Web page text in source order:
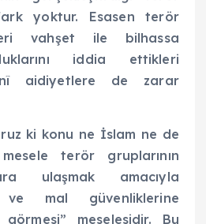
yoktur. Esasen terör
vahşet ile bilhassa
iddia ettikleri
aidiyetlere de zarar
ki konu ne İslam ne de
terör gruplarının
ulaşmak amacıyla
ve mal güvenliklerine
görmesi” meselesidir. Bu